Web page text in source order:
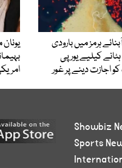
ہرمز میں بارودی
کیلیے یورپی
اجازت دینے پر غور
Showbiz
Sports